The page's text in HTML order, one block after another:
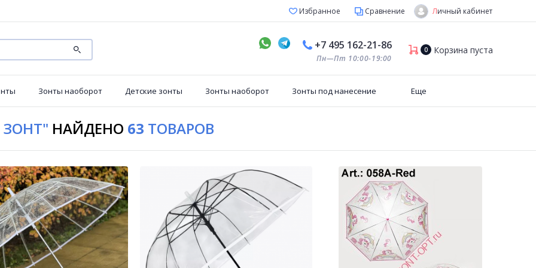
Избранное Сравнение Личный кабинет
+7 495 162-21-86
Пн—Пт 10:00-19:00
0 Корзина пуста
Зонты наоборот Детские зонты Зонты наоборот Зонты под нанесение Еще
НАЙДЕНО 63 ТОВАРОВ